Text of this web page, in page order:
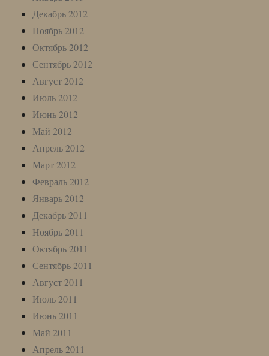
Декабрь 2012
Ноябрь 2012
Октябрь 2012
Сентябрь 2012
Август 2012
Июль 2012
Июнь 2012
Май 2012
Апрель 2012
Март 2012
Февраль 2012
Январь 2012
Декабрь 2011
Ноябрь 2011
Октябрь 2011
Сентябрь 2011
Август 2011
Июль 2011
Июнь 2011
Май 2011
Апрель 2011